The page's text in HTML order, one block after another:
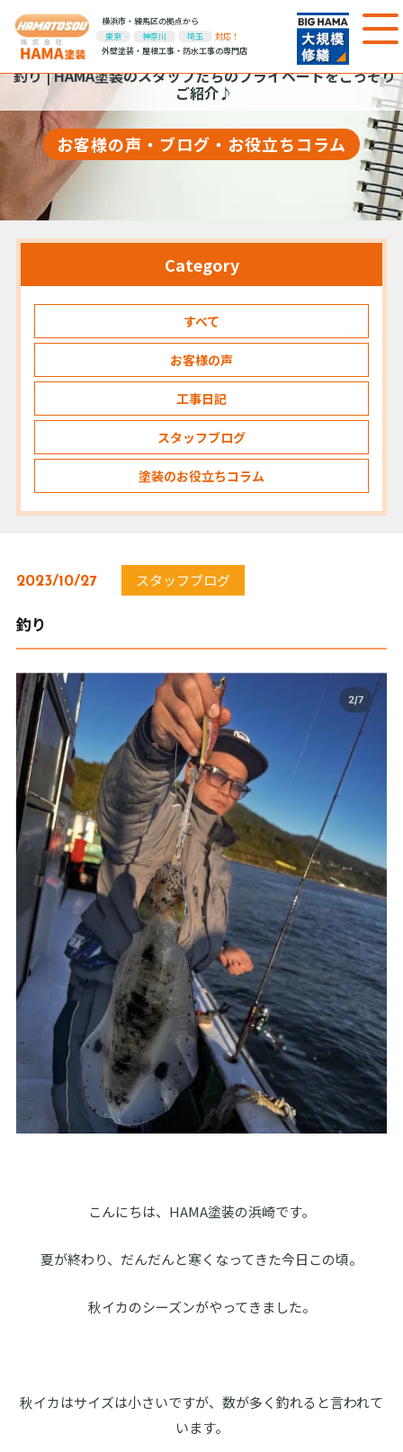
横浜市・練馬区の拠点から
東京
神奈川 埼玉
対応！
外壁塗装・屋根工事・防水工事の専門店
釣り | HAMA塗装のスタッフたちのプライベートをこっそり
ご紹介♪
お客様の声・ブログ・お役立ちコラム
Category
すべて
お客様の声
工事日記
スタッフブログ
塗装のお役立ちコラム
2023/10/27 スタッフブログ
釣り
こんにちは、HAMA塗装の浜崎です。
夏が終わり、だんだんと寒くなってきた今日この頃。
秋イカのシーズンがやってきました。
秋イカはサイズは小さいですが、数が多く釣れると言われて
います。